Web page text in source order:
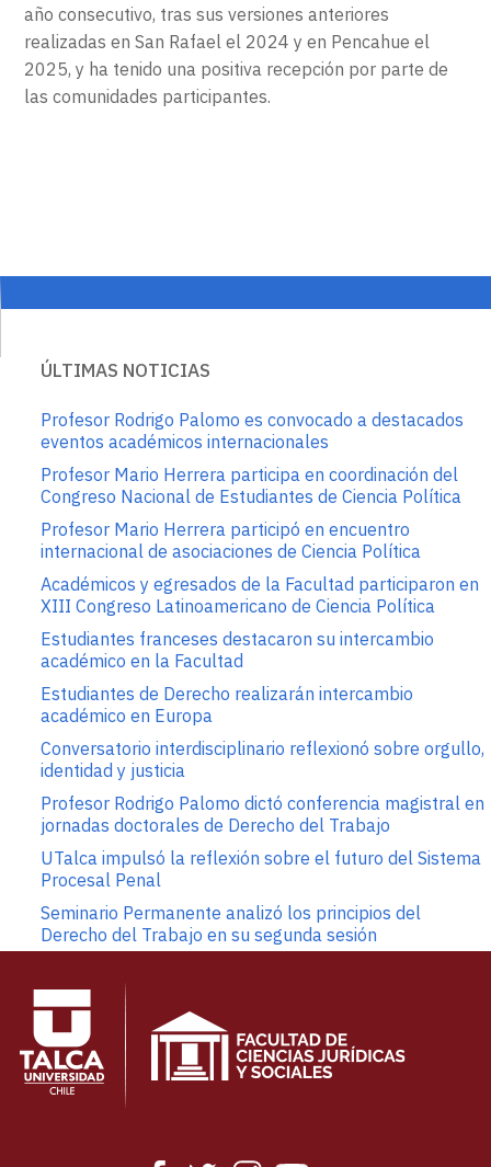
año consecutivo, tras sus versiones anteriores
realizadas en San Rafael el 2024 y en Pencahue el
2025, y ha tenido una positiva recepción por parte de
las comunidades participantes.
ÚLTIMAS NOTICIAS
Profesor Rodrigo Palomo es convocado a destacados
eventos académicos internacionales
Profesor Mario Herrera participa en coordinación del
Congreso Nacional de Estudiantes de Ciencia Política
Profesor Mario Herrera participó en encuentro
internacional de asociaciones de Ciencia Política
Académicos y egresados de la Facultad participaron en
XIII Congreso Latinoamericano de Ciencia Política
Estudiantes franceses destacaron su intercambio
académico en la Facultad
Estudiantes de Derecho realizarán intercambio
académico en Europa
Conversatorio interdisciplinario reflexionó sobre orgullo,
identidad y justicia
Profesor Rodrigo Palomo dictó conferencia magistral en
jornadas doctorales de Derecho del Trabajo
UTalca impulsó la reflexión sobre el futuro del Sistema
Procesal Penal
Seminario Permanente analizó los principios del
Derecho del Trabajo en su segunda sesión